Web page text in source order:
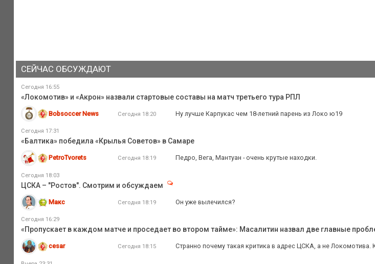
СЕЙЧАС ОБСУЖДАЮТ
Сегодня 16:55
«Локомотив» и «Акрон» назвали стартовые составы на матч третьего тура РПЛ
Bobsoccer News Сегодня 18:20 Ну лучше Карпукас чем 18-летний парень из Локо ю19
Сегодня 17:31
«Балтика» победила «Крылья Советов» в Самаре
PetroTvorets Сегодня 18:19 Педро, Вега, Мантуан - очень крутые находки.
Сегодня 18:03
ЦСКА – "Ростов". Смотрим и обсуждаем
Макс Сегодня 18:19 Он уже вылечился?
Сегодня 16:29
«Пропускает в каждом матче и проседает во втором тайме»: Масалитин назвал две главные
cesar Сегодня 18:15 Странно почему такая критика в адрес ЦСКА, а не Локомотива.